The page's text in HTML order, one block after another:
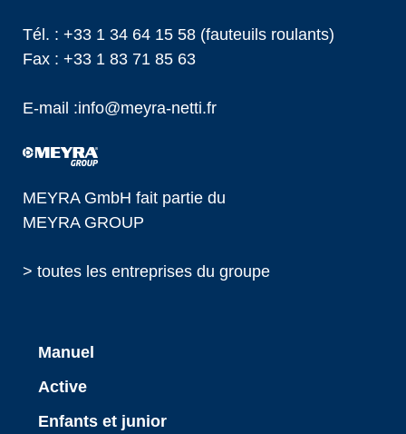
Tél. : +33 1 34 64 15 58 (fauteuils roulants)
Fax : +33 1 83 71 85 63
E-mail :info@meyra-netti.fr
MEYRA GmbH fait partie du
MEYRA GROUP
> toutes les entreprises du groupe
Manuel
Active
Enfants et junior